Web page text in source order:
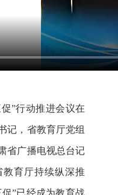
”行动推进会议在
记，省教育厅党组
省广播电视总台记
育厅持续纵深推
”已经成为教育战